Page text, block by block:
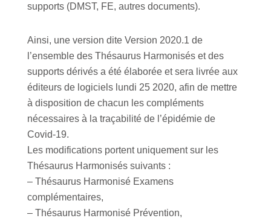
supports (DMST, FE, autres documents).
Ainsi, une version dite Version 2020.1 de
l’ensemble des Thésaurus Harmonisés et des
supports dérivés a été élaborée et sera livrée aux
éditeurs de logiciels lundi 25 2020, afin de mettre
à disposition de chacun les compléments
nécessaires à la traçabilité de l’épidémie de
Covid-19.
Les modifications portent uniquement sur les
Thésaurus Harmonisés suivants :
– Thésaurus Harmonisé Examens
complémentaires,
– Thésaurus Harmonisé Prévention,